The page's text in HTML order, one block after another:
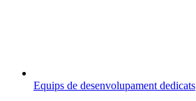
Equips de desenvolupament dedicats